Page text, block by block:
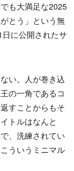
も大満足な2025
とう」という無
に公開されたサ
い。人が巻き込
の一角であるコ
すことからもそ
トルはなんと
、洗練されてい
ういうミニマル